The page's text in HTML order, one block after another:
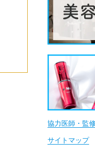
協力医師・監
サイトマップ